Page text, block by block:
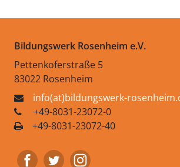
Bildungswerk Rosenheim e.V.
Pettenkoferstraße 5
83022 Rosenheim
info(at)bildungswerk-
+49-8031-23072-0
+49-8031-23072-40